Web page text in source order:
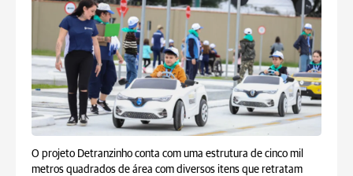
O projeto Detranzinho conta com uma estrutura de cinco mil
metros quadrados de área com diversos itens que retratam